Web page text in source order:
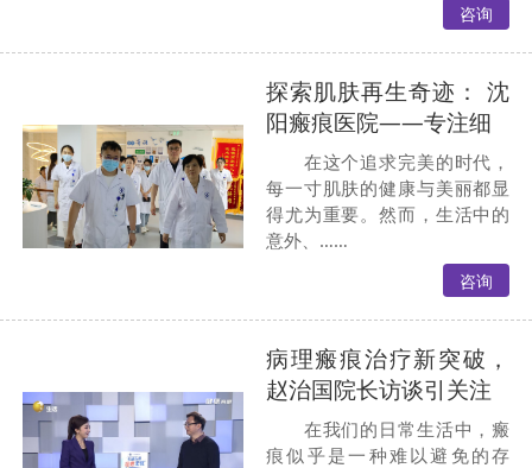
咨询
探索肌肤再生奇迹： 沈
阳瘢痕医院——专注细
在这个追求完美的时代，
每一寸肌肤的健康与美丽都显
得尤为重要。然而，生活中的
意外、……
咨询
病理瘢痕治疗新突破，
赵治国院长访谈引关注
在我们的日常生活中，瘢
痕似乎是一种难以避免的存